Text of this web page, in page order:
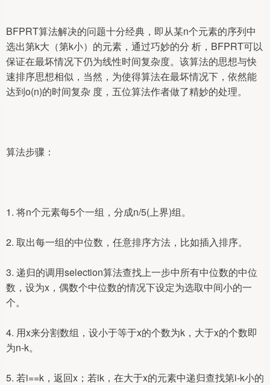
BFPRT算法解决的问题十分经典，即从某n个元素的序列中
选出第k大（第k小）的元素，通过巧妙的分 析，BFPRT可以
保证在最坏情况下仍为线性时间复杂度。该算法的思想与快
速排序思想相似，当然，为使得算法在最坏情况下，依然能
达到o(n)的时间复杂 度，五位算法作者做了精妙的处理。
算法步骤：
1. 将n个元素每5个一组，分成n/5(上界)组。
2. 取出每一组的中位数，任意排序方法，比如插入排序。
3. 递归的调用selection算法查找上一步中所有中位数的中位
数，设为x，偶数个中位数的情况下设定为选取中间小的一
个。
4. 用x来分割数组，设小于等于x的个数为k，大于x的个数即
为n-k。
5. 若i==k，返回x；若ik，在大于x的元素中递归查找第i-k小的